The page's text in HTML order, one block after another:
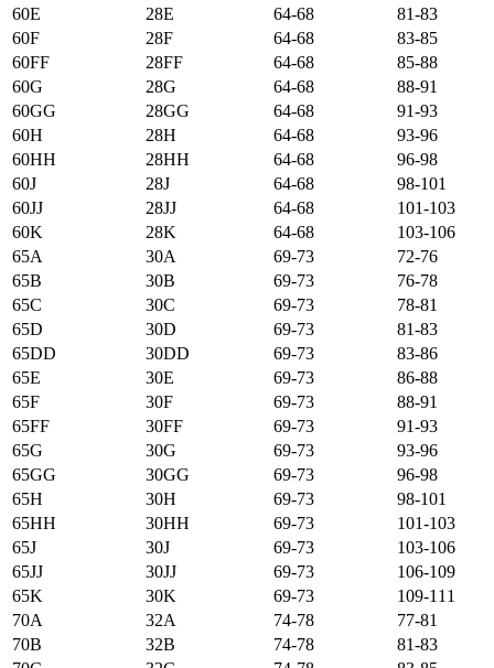
60E
28E 64-68
81-83
60F
28F 64-68
83-85
60FF
28FF 64-68
85-88
60G
28G 64-68
88-91
60GG
28GG 64-68
91-93
60H
28H 64-68
93-96
60HH
28HH 64-68
96-98
60J
28J 64-68
98-101
60JJ
28JJ 64-68
101-103
60K
28K 64-68
103-106
65А
30А 69-73
72-76
65B
30B 69-73
76-78
65C
30C 69-73
78-81
65D
30D 69-73
81-83
65DD
30DD 69-73
83-86
65E
30E 69-73
86-88
65F
30F 69-73
88-91
65FF
30FF 69-73
91-93
65G
30G 69-73
93-96
65GG
30GG 69-73
96-98
65H
30H 69-73
98-101
65HH
30HH 69-73
101-103
65J
30J 69-73
103-106
65JJ
30JJ 69-73
106-109
65K
30K 69-73
109-111
70А
32А 74-78
77-81
70B
32B 74-78
81-83